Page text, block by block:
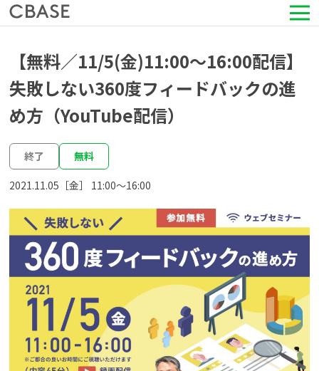
活用シーン
セミナー情報
HRコラム
お知らせ
会社情報
よくある質問
【無料／11/5(金)11:00～16:00配信】
失敗しない360度フィードバックの進
め方（YouTube配信）
終了 無料
2021.11.05［金］ 11:00〜16:00